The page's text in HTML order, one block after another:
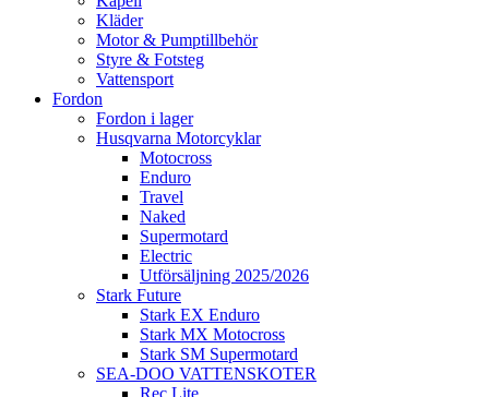
Kläder
Motor & Pumptillbehör
Styre & Fotsteg
Vattensport
Fordon
Fordon i lager
Husqvarna Motorcyklar
Motocross
Enduro
Travel
Naked
Supermotard
Electric
Utförsäljning 2025/2026
Stark Future
Stark EX Enduro
Stark MX Motocross
Stark SM Supermotard
SEA-DOO VATTENSKOTER
Rec Lite